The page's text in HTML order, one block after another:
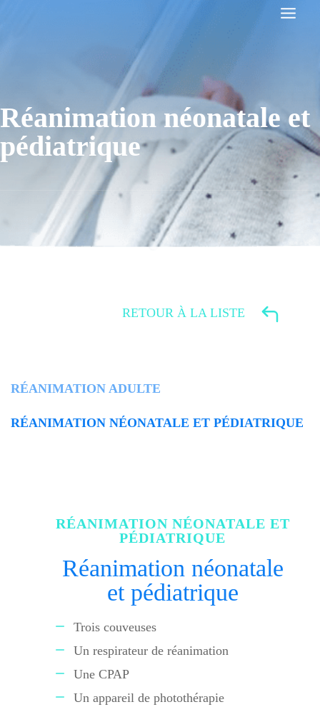
Réanimation néonatale et
pédiatrique
RETOUR À LA LISTE
RÉANIMATION ADULTE
RÉANIMATION NÉONATALE ET PÉDIATRIQUE
RÉANIMATION NÉONATALE ET
PÉDIATRIQUE
Réanimation néonatale
et pédiatrique
Trois couveuses
Un respirateur de réanimation
Une CPAP
Un appareil de photothérapie